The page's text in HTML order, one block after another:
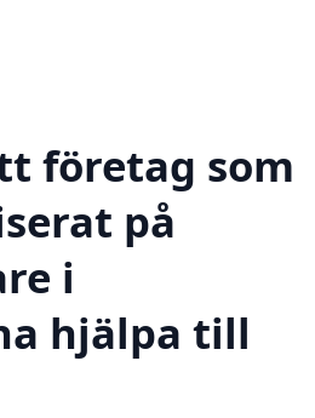
företag som
på
i
hjälpa till